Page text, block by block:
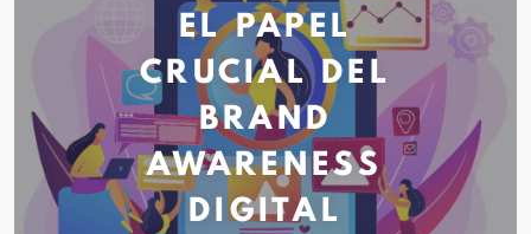
EL PAPEL
CRUCIAL DEL
BRAND
AWARENESS
DIGITAL